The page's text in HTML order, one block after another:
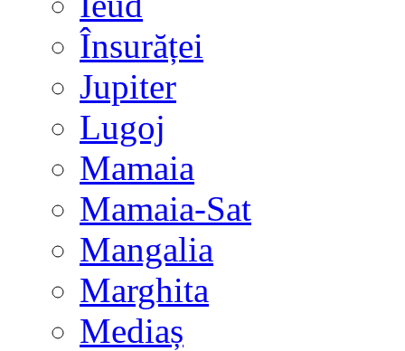
Însurăței
Jupiter
Lugoj
Mamaia
Mamaia-Sat
Mangalia
Marghita
Mediaș